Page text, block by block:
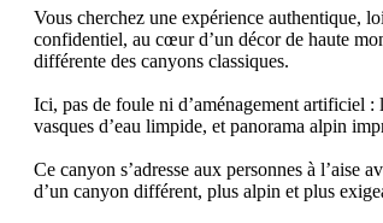
Vous cherchez une expérience authentique,
confidentiel, au cœur d’un décor de haute
différente des canyons classiques.
Ici, pas de foule ni d’aménagement artificiel
vasques d’eau limpide, et panorama alpin
Ce canyon s’adresse aux personnes à l’aise
d’un canyon différent, plus alpin et plus